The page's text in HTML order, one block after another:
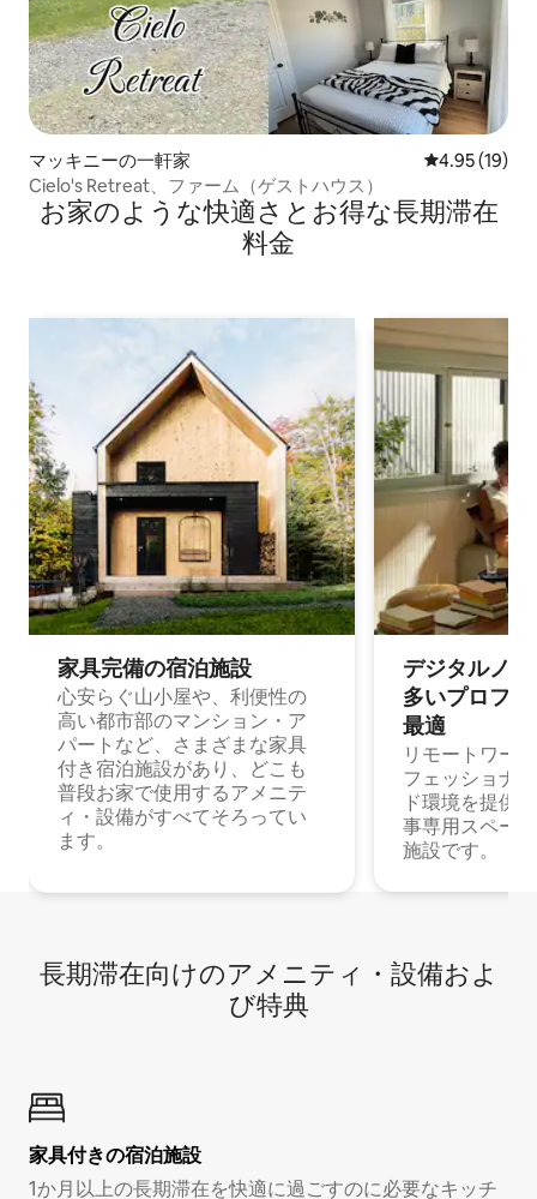
マッキニーの一軒家 レビュー19
4.95 (19)
Cielo's Retreat、ファーム（ゲストハウス）
お家のような快⁠適⁠さ⁠とお⁠得⁠な長⁠期⁠滞⁠在
料⁠金
家具完備の宿⁠泊⁠施⁠設
心安らぐ山小屋や、利便性の
高い都市部のマンション・ア
パートなど、さまざまな家具
付き宿泊施設があり、どこも
普段お家で使用するアメニテ
ィ・設備がすべてそろってい
ます。
デジタルノ
多⁠いプ⁠ロ⁠フ⁠
最⁠適
リモートワー
フェッショナ
ド環境を提供
事専用スペー
施設です。
長期滞在向け⁠のア⁠メ⁠ニ⁠テ⁠ィ⁠・設⁠備⁠およ
び特⁠典
家具付き⁠の宿⁠泊⁠施⁠設
1か月以上の長期滞在を快適に過ごすのに必要なキッチ